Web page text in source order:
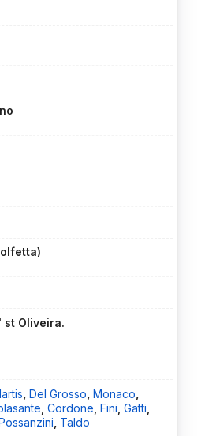
st Oliveira.
Del Grosso Monaco
Cordone Fini Gatti
Taldo